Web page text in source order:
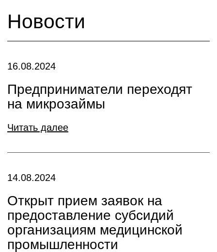
Новости
16.08.2024
Предприниматели переходят
на микрозаймы
Читать далее
14.08.2024
Открыт прием заявок на
предоставление субсидий
организациям медицинской
промышленности